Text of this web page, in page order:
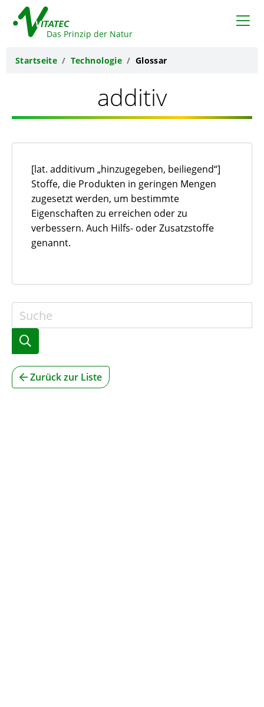
Das Prinzip der Natur
Startseite Technologie Glossar
additiv
[lat. additivum „hinzugegeben, beiliegend“]
Stoffe, die Produkten in geringen Mengen
zugesetzt werden, um bestimmte
Eigenschaften zu erreichen oder zu
verbessern. Auch Hilfs- oder Zusatzstoffe
genannt.
Zurück zur Liste